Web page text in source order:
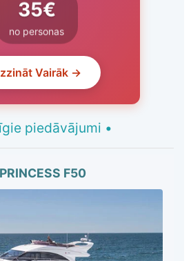
35€
no personas
Vairāk →
piedāvājumi •
F50